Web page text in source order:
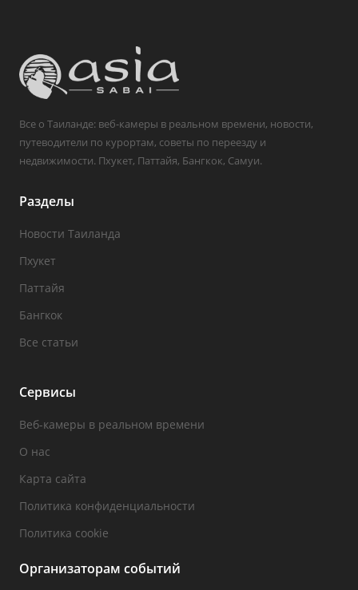
Все о Таиланде: веб-камеры в реальном времени, новости,
путеводители по курортам, советы по переезду и
недвижимости. Пхукет, Паттайя, Бангкок, Самуи.
Разделы
Новости Таиланда
Пхукет
Паттайя
Бангкок
Все статьи
Сервисы
Веб-камеры в реальном времени
О нас
Карта сайта
Политика конфиденциальности
Политика cookie
Организаторам событий